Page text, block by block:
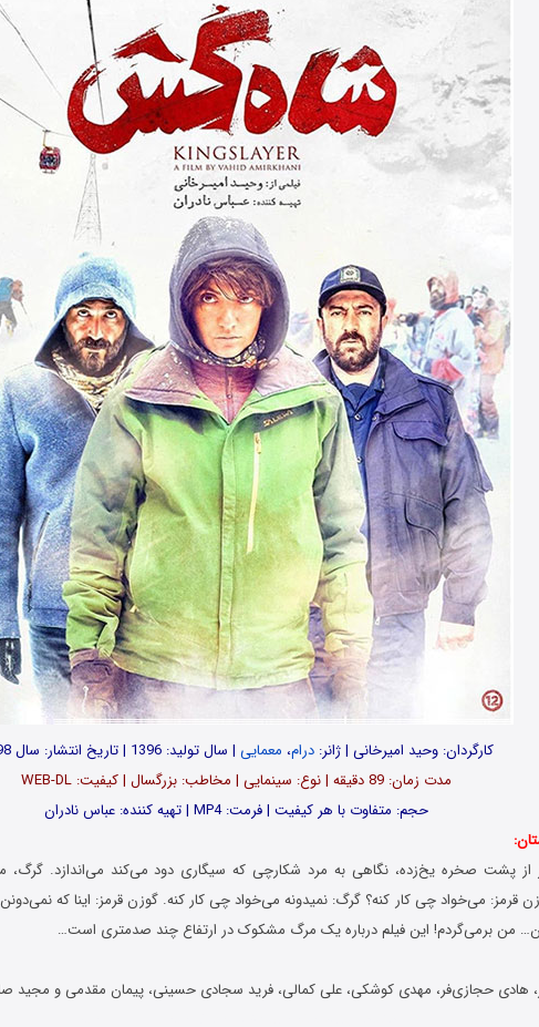
کارگردان: وحید امیرخانی | ژانر:درام، معمایی | سال تولید: 1396 | تاریخ انتشار: سال 1398
مدت زمان: 89 دقیقه | نوع: سینمایی | مخاطب: بزرگسال | کیفیت: WEB-DL
حجم: متفاوت با هر کیفیت | فرمت: MP4 | تهیه کننده: عباس نادران
از پشت صخره یخ‌زده، نگاهی به مرد شکارچی که سیگاری دود می‌کند می‌اندازد. گرگ،
قرمز: می‌خواد چی کار کنه؟ گرگ: نمیدونه می‌خواد چی کار کنه. گوزن قرمز: اینا که
من برمی‌گردم! این فیلم درباره یک مرگ مشکوک در ارتفاع چند صدمتری است…
هادی حجازی‌فر، مهدی کوشکی، علی کمالی، فرید سجادی حسینی، پیمان مقدمی و مجید